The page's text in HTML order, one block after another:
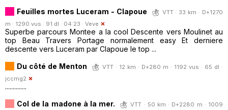
Feuilles mortes Luceram - Clapoue
VTT · 33 km · D+1270
m · 1290 vus · 91 dl · 04:23 · Veve
Superbe parcours Montee a la cool Descente vers Moulinet au
top Beau Travers Portage normalement easy Et derniere
descente vers Luceram par Clapoue le top ...
Du côté de Menton
VTT · 12 km · D+280 m · 1192 vus · 65 dl ·
jccmg2
..............
Col de la madone à la mer.
VTT · 50 km · D+2280 m · 1009